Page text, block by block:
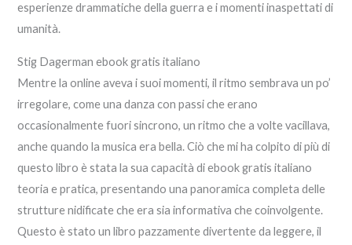
esperienze drammatiche della guerra e i momenti inaspettati di
umanità.
Stig Dagerman ebook gratis italiano
Mentre la online aveva i suoi momenti, il ritmo sembrava un po’
irregolare, come una danza con passi che erano
occasionalmente fuori sincrono, un ritmo che a volte vacillava,
anche quando la musica era bella. Ciò che mi ha colpito di più di
questo libro è stata la sua capacità di ebook gratis italiano
teoria e pratica, presentando una panoramica completa delle
strutture nidificate che era sia informativa che coinvolgente.
Questo è stato un libro pazzamente divertente da leggere, il